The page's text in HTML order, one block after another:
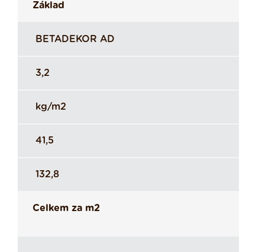
Základ
BETADEKOR AD
3,2
kg/m2
41,5
132,8
Celkem za m2